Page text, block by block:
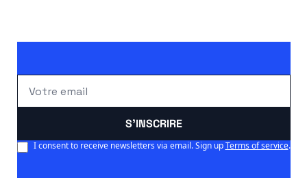
S'INSCRIRE
I consent to receive newsletters via email. Sign up Terms of service.